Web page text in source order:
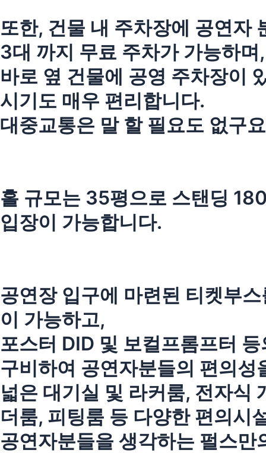
또한, 건물 내 주차장에 공연자
3대 까지 무료 주차가 가능하며,
바로 옆 건물에 공영 주차장이
시기도 매우 편리합니다.
대중교통은 말 할 필요도 없구
홀 규모는 35평으로 스탠딩
입장이 가능합니다.
공연장 입구에 마련된 티켓부
이 가능하고,
포스터 DID 및 보컬프롬프터
구비하여 공연자분들의 편의성
넓은 대기실 및 라커룸, 전자식
더룸, 피팅룸 등 다양한 편의시
공연자분들을 생각하는 펄스만